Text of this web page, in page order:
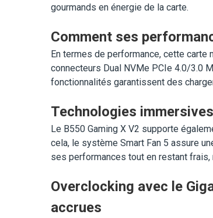
gourmands en énergie de la carte.
Comment ses
En termes de performance, cette
connecteurs Dual NVMe PCIe 4.0/3.0
fonctionnalités garantissent des
Technologies
Le B550 Gaming X V2 supporte
cela, le système Smart Fan 5 assure
ses performances tout en restant
Overclocking avec le
accrues